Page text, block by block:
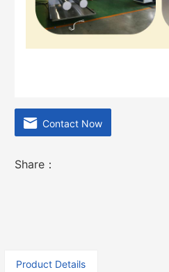
Contact Now
Share：
Product Details